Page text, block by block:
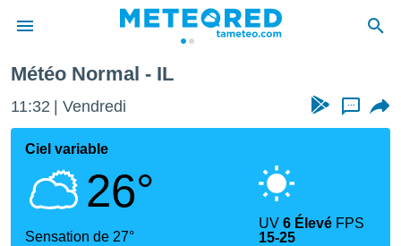
de
Météo Normal - IL
11:32 Vendredi ...
Ciel variable
26°
Sensation de 27°
UV6 Élevé FPS
15-25